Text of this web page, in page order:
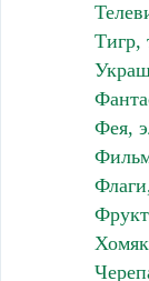
Тигр,
Фея,